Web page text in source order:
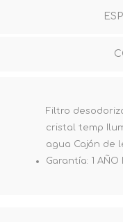
Filtro
cristal temp
agua Cajón de
Garantía: 1 AÑO